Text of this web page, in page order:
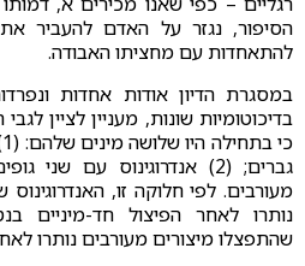
הסיפור, נגזר על האדם להעביר
להתאחדות עם מחציתו האבודה.
במסגרת הדיון אודות אחדות
בדיכוטומיות שונות, מעניין לציין
מעורבים. לפי חלוקה זו, האנדרוגינוס
נותרו לאחר הפיצול חד-מיניים
שהתפצלו מיצורים מעורבים נותרו